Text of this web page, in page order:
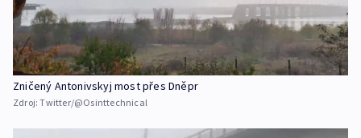
Zničený Antonivskyj most přes Dněpr
Zdroj:Twitter/@Osinttechnical